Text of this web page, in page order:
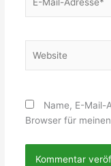
Mail-
Name, E-Mail-
Browser für